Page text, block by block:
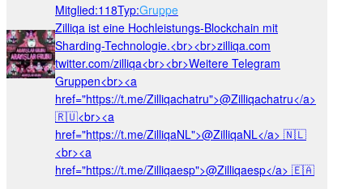
Mitglied:118Typ:Gruppe
Zilliqa ist eine Hochleistungs-Blockchain mit
Sharding-Technologie.<br><br>zilliqa.com
twitter.com/zilliqa<br><br>Weitere Telegram
Gruppen<br><a
href="https://t.me/Zilliqachatru">@Zilliqachatru</a>
🇷🇺<br><a
href="https://t.me/ZilliqaNL">@ZilliqaNL</a> 🇳🇱
<br><a
href="https://t.me/Zilliqaesp">@Zilliqaesp</a> 🇪🇦